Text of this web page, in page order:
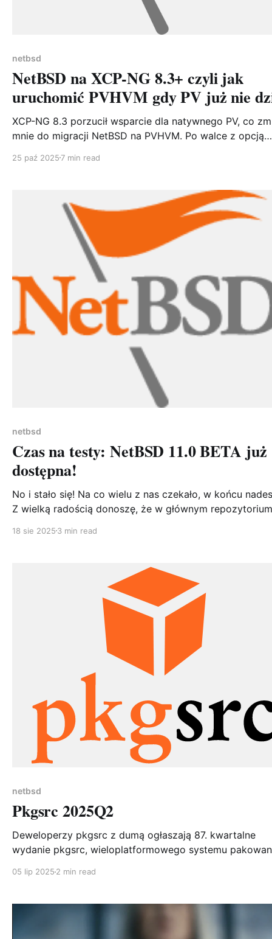
netbsd
NetBSD na XCP-NG 8.3+ czyli jak
uruchomić PVHVM gdy PV już nie
XCP-NG 8.3 porzucił wsparcie dla natywnego PV, co
mnie do migracji NetBSD na PVHVM. Po walce z opcją
uruchomić NetBSD 10.1 w trybie PVHVM z pełną
25 paź 2025 7 min read
netbsd
Czas na testy: NetBSD 11.0 BETA już
dostępna!
No i stało się! Na co wielu z nas czekało, w końcu
Z wielką radością donoszę, że w głównym repozytorium
11. To kamień milowy, który oficjalnie rozpoczyna cykl
A co za tym idzie? Oczywiście, pierwsza wersja
18 sie 2025 3 min read
netbsd
Pkgsrc 2025Q2
Deweloperzy pkgsrc z dumą ogłaszają 87. kwartalne
wydanie pkgsrc, wieloplatformowego systemu
wsparcie dla szerokiej gamy systemów operacyjnych!
132 nowe pakiety, zaktualizowano 2593 pakiety (1909
05 lip 2025 2 min read